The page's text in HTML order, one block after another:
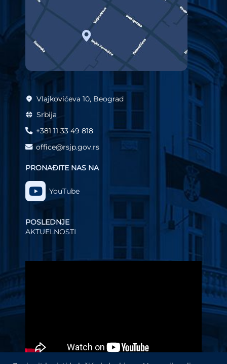
Vlajkovićeva 10, Beograd
Srbija
+381 11 33 49 818
office@rsjp.gov.rs
PRONAĐITE NAS NA
YouTube
POSLEDNJE
AKTUELNOSTI
Video